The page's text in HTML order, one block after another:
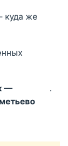
куда же
—
.